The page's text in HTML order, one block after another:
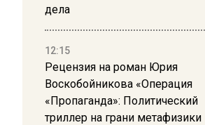
дела
12:15
Рецензия на роман Юрия
Воскобойникова «Операция
«Пропаганда»: Политический
триллер на грани метафизики